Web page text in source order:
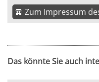
Zum Impressum
Das könnte Sie auch